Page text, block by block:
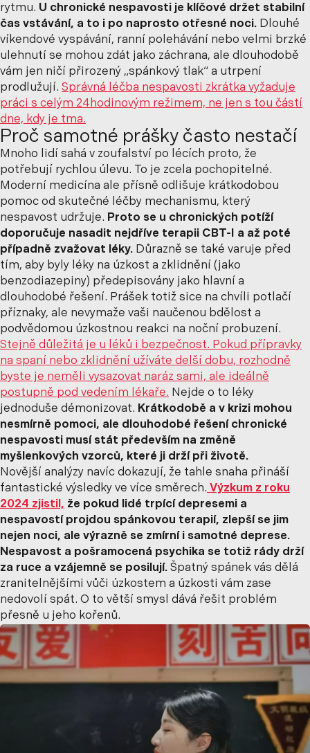
rytmu. U chronické nespavosti je klíčové držet stabilní
čas vstávání, a to i po naprosto otřesné noci. Dlouhé
víkendové vyspávání, ranní polehávání nebo velmi brzké
ulehnutí se mohou zdát jako záchrana, ale dlouhodobě
vám jen ničí přirozený „spánkový tlak“ a utrpení
prodlužují. Správná léčba nespavosti zkrátka vyžaduje
práci s celým 24hodinovým režimem, ne jen s tou částí
dne, kdy je tma.
Proč samotné prášky často nestačí
Mnoho lidí sahá v zoufalství po lécích proto, že
potřebují rychlou úlevu. To je zcela pochopitelné.
Moderní medicína ale přísně odlišuje krátkodobou
pomoc od skutečné léčby mechanismu, který
nespavost udržuje. Proto se u chronických potíží
doporučuje nasadit nejdříve terapii CBT-I a až poté
případně zvažovat léky. Důrazně se také varuje před
tím, aby byly léky na úzkost a zklidnění (jako
benzodiazepiny) předepisovány jako hlavní a
dlouhodobé řešení. Prášek totiž sice na chvíli potlačí
příznaky, ale nevymaže vaši naučenou bdělost a
podvědomou úzkostnou reakci na noční probuzení.
Stejně důležitá je u léků i bezpečnost. Pokud přípravky
na spaní nebo zklidnění užíváte delší dobu, rozhodně
byste je neměli vysazovat naráz sami, ale ideálně
postupně pod vedením lékaře. Nejde o to léky
jednoduše démonizovat. Krátkodobě a v krizi mohou
nesmírně pomoci, ale dlouhodobé řešení chronické
nespavosti musí stát především na změně
myšlenkových vzorců, které ji drží při životě.
Novější analýzy navíc dokazují, že tahle snaha přináší
fantastické výsledky ve více směrech. Výzkum z roku
2024 zjistil, že pokud lidé trpící depresemi a
nespavostí projdou spánkovou terapií, zlepší se jim
nejen noci, ale výrazně se zmírní i samotné deprese.
Nespavost a pošramocená psychika se totiž rády drží
za ruce a vzájemně se posilují. Špatný spánek vás dělá
zranitelnějšími vůči úzkostem a úzkosti vám zase
nedovolí spát. O to větší smysl dává řešit problém
přesně u jeho kořenů.